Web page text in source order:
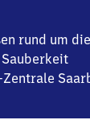
rund um